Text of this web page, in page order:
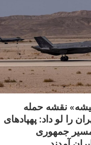
نقشه حمله
را لو داد: پهپادهای
مسیر جمهوری